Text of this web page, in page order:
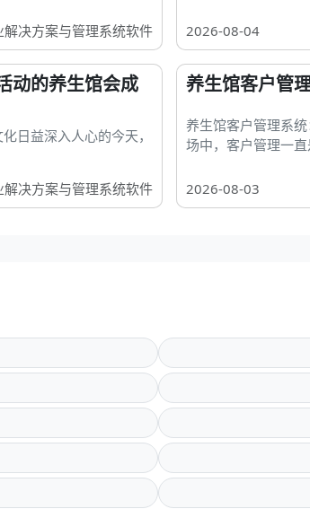
决方案与管理系统软件 2026-08-04
动的养生馆会成
日益深入人心的今天，
决方案与管理系统软件
养生馆客户管
养生馆客户管理系
场中，客户管理一直
2026-08-03